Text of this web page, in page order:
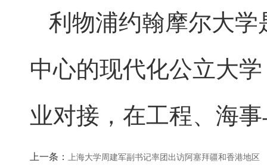
利物浦约翰摩尔大
中心的现代化公立大
业对接，在工程、海
上一条： 上海大学周建军副书记率团出访阿塞拜疆和香港地区